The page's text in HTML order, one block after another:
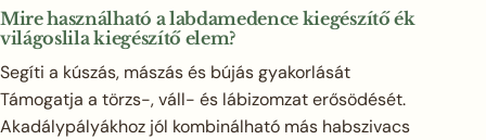
Mire használható a labdamedence kiegészítő ék
világoslila kiegészítő elem?
Segíti a kúszás, mászás és bújás gyakorlását
Támogatja a törzs-, váll- és lábizomzat erősödését.
Akadálypályákhoz jól kombinálható más habszivacs